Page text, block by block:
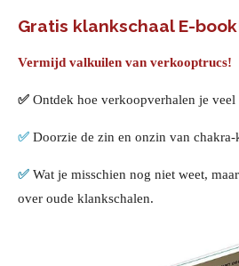
Gratis klankschaal E-
Vermijd valkuilen van verkooptrucs!
✅ Ontdek hoe verkoopverhalen je
✅ Doorzie de zin en onzin van chakra-
✅ Wat je misschien nog niet weet,
over oude klankschalen.